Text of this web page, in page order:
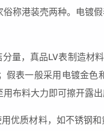
称港装壳两种。电镀
量，真品LV表制造材
假表一般采用电镀金
布料大力即可擦开露出
优质材料，如不锈钢